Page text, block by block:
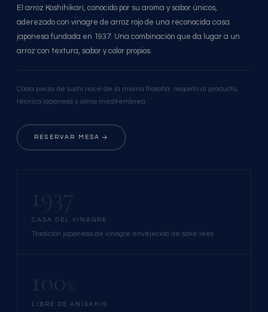
El arroz Koshihikari, conocido por su aroma y sabor únicos,
aderezado con vinagre de arroz rojo de una reconocida casa
japonesa fundada en 1937. Una combinación que da lugar a un
arroz con textura, sabor y color propios.
Cada pieza de sushi nace de la misma filosofía: respeto al producto,
técnica japonesa y alma mediterránea.
RESERVAR MESA
1937
CASA DEL VINAGRE
Tradición japonesa de vinagre envejecido de sake lees
100%
LIBRE DE ANISAKIS